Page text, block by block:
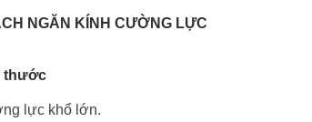
NGĂN KÍNH CƯỜNG LỰC
thước
lực khổ lớn.